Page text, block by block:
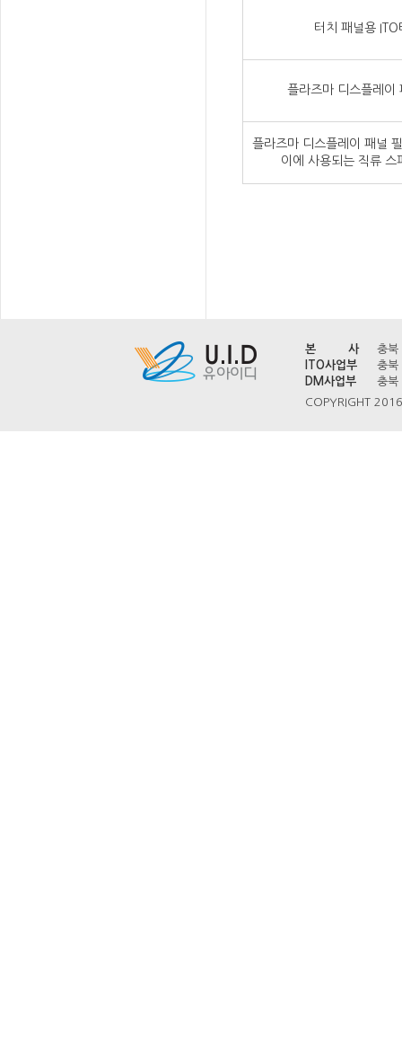
터치 패널용 ITO
플라즈마 디스플레이
플라즈마 디스플레이 패널
이에 사용되는 직류 스
본 사
충
ITO사업부
충
DM사업부
충
COPYRIGHT